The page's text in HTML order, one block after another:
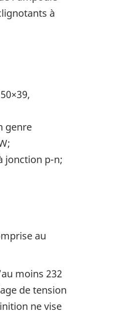
à
genre
jonction p-n;
au
moins 232
de tension
ne vise